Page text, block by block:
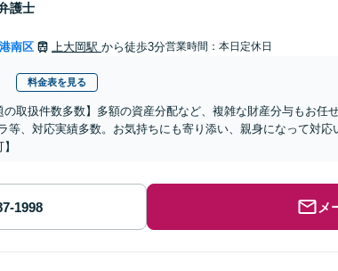
護士
南区 上大岡駅 から徒歩3分営業時間：本日定休日
料金表を見る
の取扱件数多数】多額の資産分配など、複雑な財産分与もお任
等、対応実績多数。お気持ちにも寄り添い、親身になって対
メ